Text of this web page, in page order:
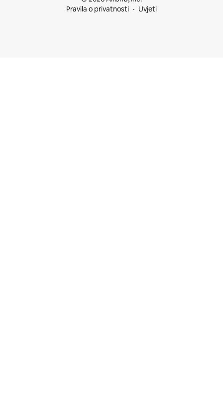
Pravila o privatnosti
Uvjeti